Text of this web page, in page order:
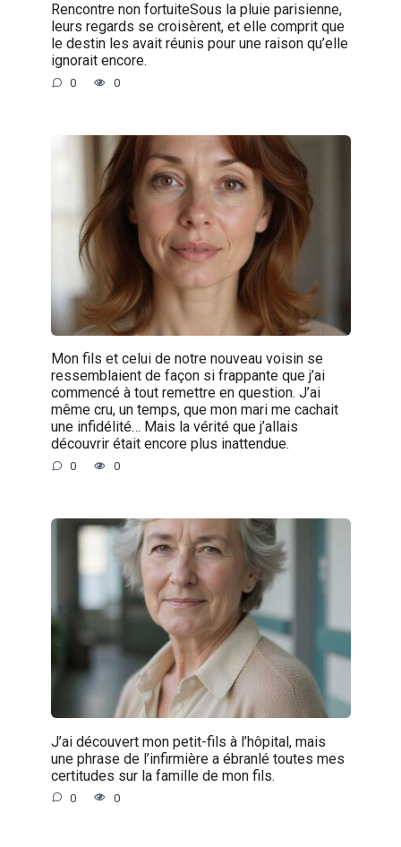
Rencontre non fortuiteSous la pluie parisienne,
leurs regards se croisèrent, et elle comprit que
le destin les avait réunis pour une raison qu’elle
ignorait encore.
0 0
Mon fils et celui de notre nouveau voisin se
ressemblaient de façon si frappante que j’ai
commencé à tout remettre en question. J’ai
même cru, un temps, que mon mari me cachait
une infidélité… Mais la vérité que j’allais
découvrir était encore plus inattendue.
0 0
J’ai découvert mon petit-fils à l’hôpital, mais
une phrase de l’infirmière a ébranlé toutes mes
certitudes sur la famille de mon fils.
0 0